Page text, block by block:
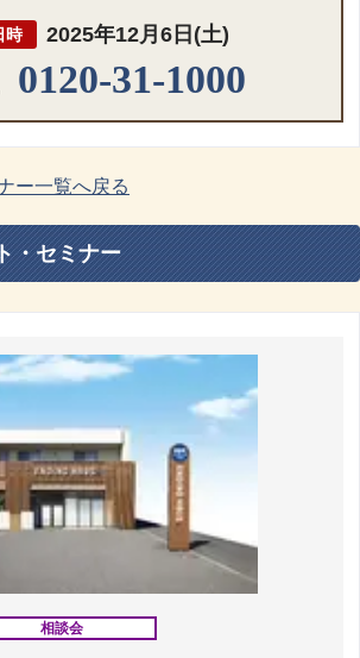
時 2025年12月6日(土)
0120-31-1000
ー一覧へ戻る
・セミナー
相談会